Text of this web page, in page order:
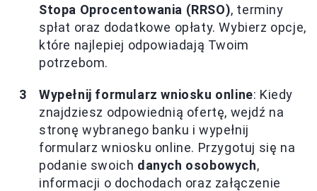
Stopa Oprocentowania (RRSO), terminy
spłat oraz dodatkowe opłaty. Wybierz opcje,
które najlepiej odpowiadają Twoim
potrzebom.
Wypełnij formularz wniosku online: Kiedy
znajdziesz odpowiednią ofertę, wejdź na
stronę wybranego banku i wypełnij
formularz wniosku online. Przygotuj się na
podanie swoich danych osobowych,
informacji o dochodach oraz załączenie